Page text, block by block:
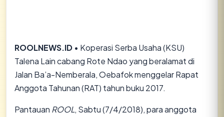
ROOLNEWS.ID • Koperasi Serba Usaha (KSU)
Talena Lain cabang Rote Ndao yang beralamat di
Jalan Ba’a-Nemberala, Oebafok menggelar Rapat
Anggota Tahunan (RAT) tahun buku 2017.
Pantauan ROOL, Sabtu (7/4/2018), para anggota